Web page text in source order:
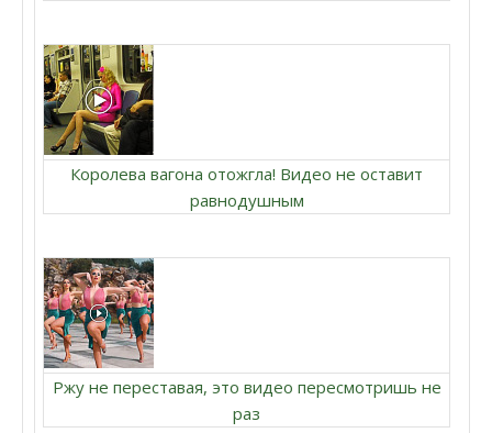
Королева вагона отожгла! Видео не оставит
равнодушным
Ржу не переставая, это видео пересмотришь не
раз